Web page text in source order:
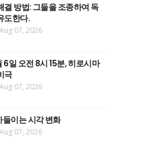
결 방법: 그들을 조종하여 독
도한다.
Aug 07, 2026
6일 오전 8시 15분, 히로시마
극
Aug 07, 2026
이는 시각 변화
Aug 07, 2026